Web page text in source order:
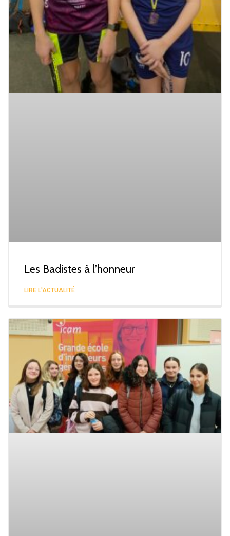
Les Badistes à l’honneur
LIRE L'ACTUALITÉ